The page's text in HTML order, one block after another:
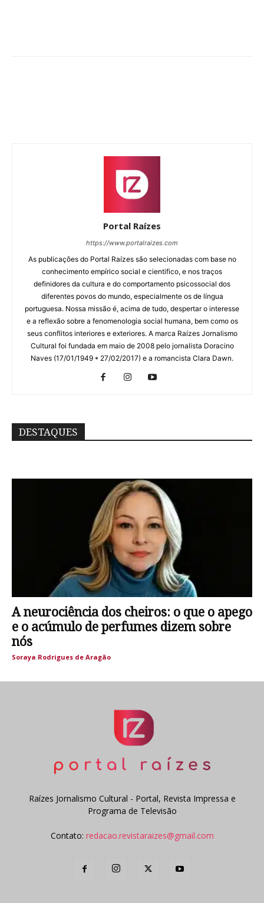
Portal Raízes
https://www.portalraizes.com
As publicações do Portal Raízes são selecionadas com base no
conhecimento empírico social e cientifico, e nos traços
definidores da cultura e do comportamento psicossocial dos
diferentes povos do mundo, especialmente os de língua
portuguesa. Nossa missão é, acima de tudo, despertar o interesse
e a reflexão sobre a fenomenologia social humana, bem como os
seus conflitos interiores e exteriores. A marca Raízes Jornalismo
Cultural foi fundada em maio de 2008 pelo jornalista Doracino
Naves (17/01/1949 * 27/02/2017) e a romancista Clara Dawn.
DESTAQUES
A neurociência dos cheiros: o que o apego
e o acúmulo de perfumes dizem sobre
nós
Soraya Rodrigues de Aragão
Raízes Jornalismo Cultural - Portal, Revista Impressa e
Programa de Televisão
Contato: redacao.revistaraizes@gmail.com